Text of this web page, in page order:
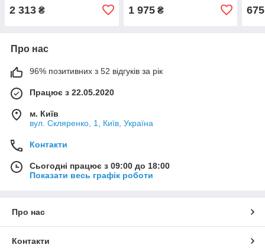
2 313 ₴ 1 975₴ 675
Про нас
96% позитивних з 52 відгуків за рік
Працює з 22.05.2020
м. Київ
вул. Скляренко, 1, Київ, Україна
Контакти
Сьогодні працює з 09:00 до 18:00
Показати весь графік роботи
Про нас
Контакти